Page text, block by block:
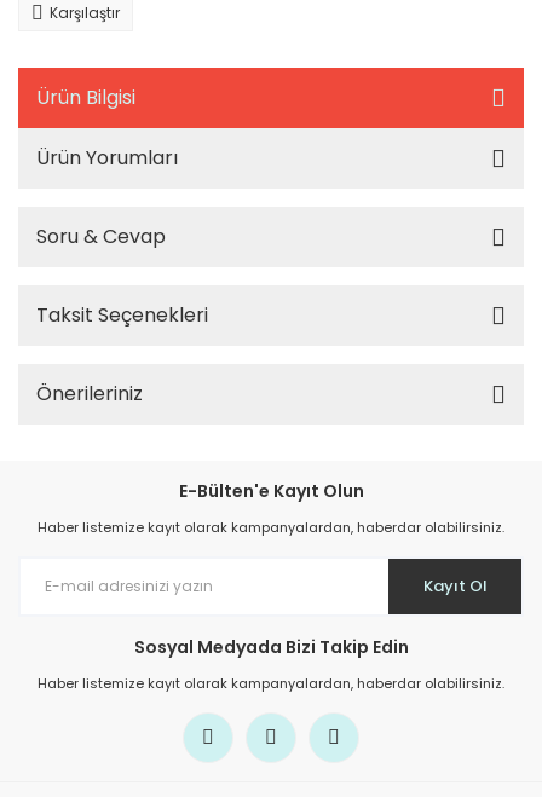
Karşılaştır
Ürün Bilgisi
Ürün Yorumları
Soru & Cevap
Taksit Seçenekleri
Önerileriniz
E-Bülten'e Kayıt Olun
Haber listemize kayıt olarak kampanyalardan, haberdar olabilirsiniz.
Kayıt Ol
Sosyal Medyada Bizi Takip Edin
Haber listemize kayıt olarak kampanyalardan, haberdar olabilirsiniz.